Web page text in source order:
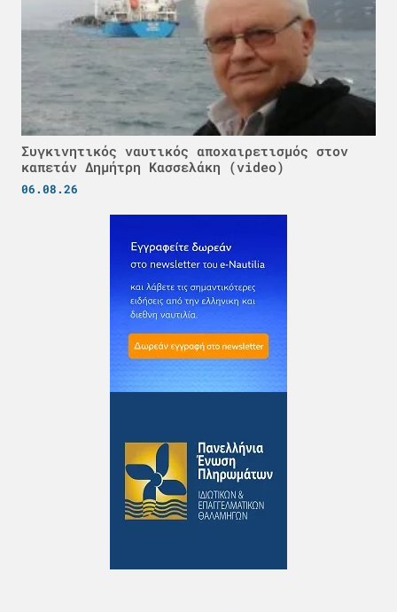
Συγκινητικός ναυτικός αποχαιρετισμός στον
καπετάν Δημήτρη Κασσελάκη (video)
06.08.26